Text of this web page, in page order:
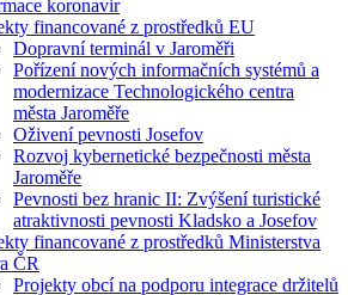
koronavir
financované z prostředků EU
Dopravní terminál v Jaroměři
Pořízení nových informačních systémů a
modernizace Technologického centra
města Jaroměře
Oživení pevnosti Josefov
Rozvoj kybernetické bezpečnosti města
Jaroměře
Pevnosti bez hranic II: Zvýšení turistické
atraktivnosti pevnosti Kladsko a Josefov
financované z prostředků Ministerstva
ČR
Projekty obcí na podporu integrace držitelů